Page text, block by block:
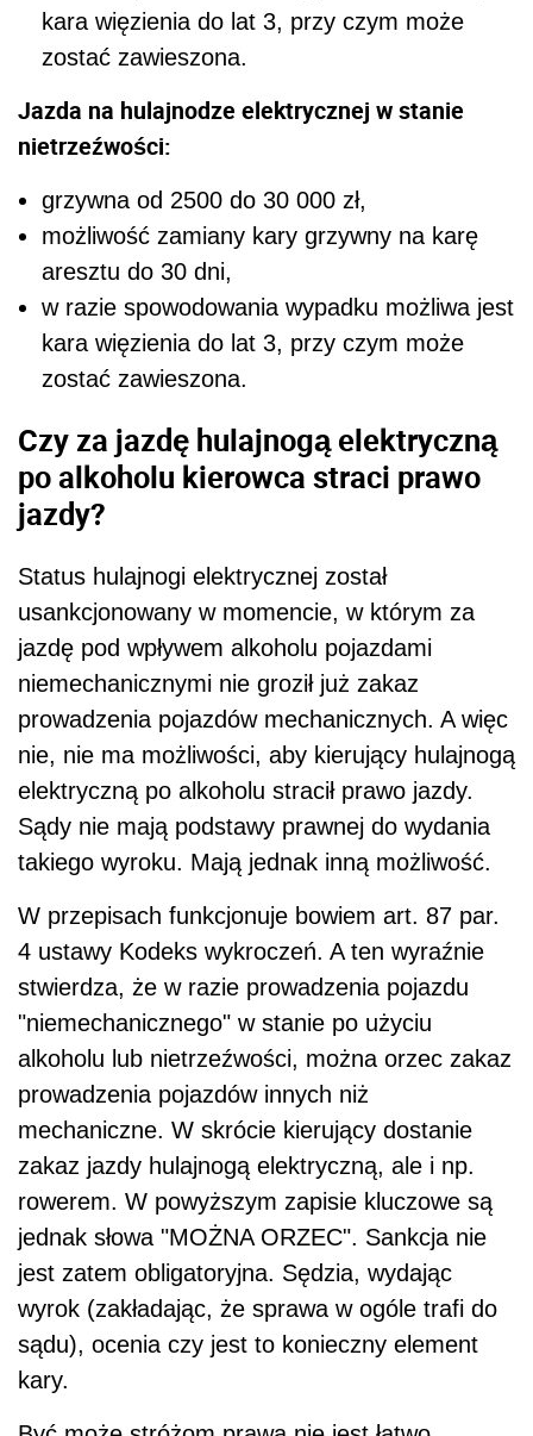
kara więzienia do lat 3, przy czym może
zostać zawieszona.
Jazda na hulajnodze elektrycznej w stanie
nietrzeźwości:
grzywna od 2500 do 30 000 zł,
możliwość zamiany kary grzywny na karę
aresztu do 30 dni,
w razie spowodowania wypadku możliwa jest
kara więzienia do lat 3, przy czym może
zostać zawieszona.
Czy za jazdę hulajnogą elektryczną
po alkoholu kierowca straci prawo
jazdy?
Status hulajnogi elektrycznej został
usankcjonowany w momencie, w którym za
jazdę pod wpływem alkoholu pojazdami
niemechanicznymi nie groził już zakaz
prowadzenia pojazdów mechanicznych. A więc
nie, nie ma możliwości, aby kierujący hulajnogą
elektryczną po alkoholu stracił prawo jazdy.
Sądy nie mają podstawy prawnej do wydania
takiego wyroku. Mają jednak inną możliwość.
W przepisach funkcjonuje bowiem art. 87 par.
4 ustawy Kodeks wykroczeń. A ten wyraźnie
stwierdza, że w razie prowadzenia pojazdu
"niemechanicznego" w stanie po użyciu
alkoholu lub nietrzeźwości, można orzec zakaz
prowadzenia pojazdów innych niż
mechaniczne. W skrócie kierujący dostanie
zakaz jazdy hulajnogą elektryczną, ale i np.
rowerem. W powyższym zapisie kluczowe są
jednak słowa "MOŻNA ORZEC". Sankcja nie
jest zatem obligatoryjna. Sędzia, wydając
wyrok (zakładając, że sprawa w ogóle trafi do
sądu), ocenia czy jest to konieczny element
kary.